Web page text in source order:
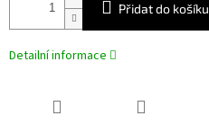
Přidat do košíku
Detailní informace